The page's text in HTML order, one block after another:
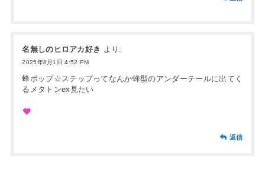
名無しのヒロアカ好き より:
2025年8月1日 4:52 PM
蜂ポップ☆ステップってなんか蜂型のアンダーテールに出てく
るメタトンex見たい
返信